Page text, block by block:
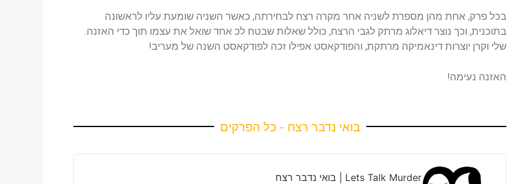
בכל פרק, אחת מהן מספרת לשניה אחר מקרה רצח לבחירתה, כאשר השניה שומעת עליו לראשונה
בתוכנית, וכך נוצר דיאלוג מרתק לגבי הרצח, כולל שאלות שבטח לכ אחד שואל את עצמו תוך כדי האזנה.
שלי וקרן יוצרות דינאמיקה מרתקת, והפודקאסט אפילו זכה לפודקאסט השנה של מעריב!
האזנה נעימה!
בואי נדבר רצח - כל הפרקים
Audio
Player
Lets Talk Murder | בואי נדבר רצח